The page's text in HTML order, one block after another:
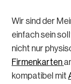
Wir sind der
einfach sein
nicht nur
Firmenkarten
kompatibel mit